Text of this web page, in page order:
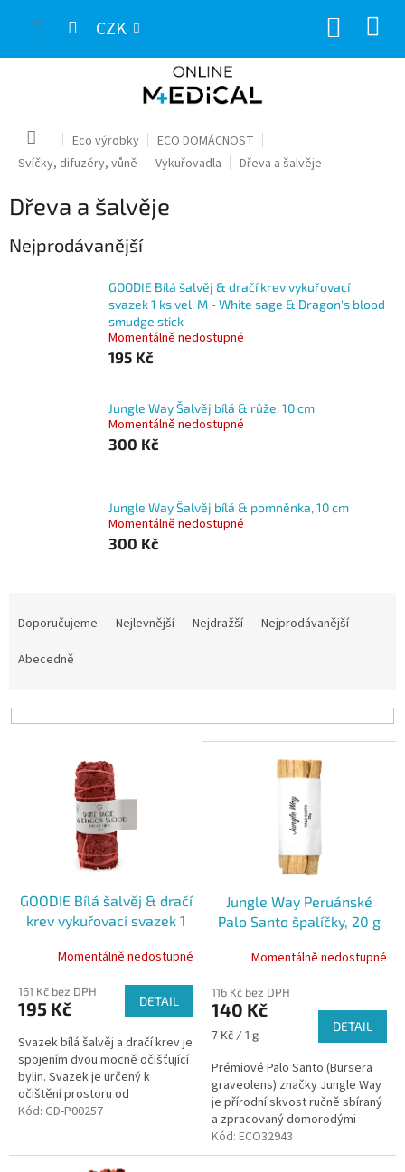
CZK
Domů Eco výrobky
ECO DOMÁCNOST
Svíčky, difuzéry, vůně
Vykuřovadla Dřeva a šalvěje
Dřeva a šalvěje
Nejprodávanější
GOODIE Bílá šalvěj & dračí krev vykuřovací
svazek 1 ks vel. M - White sage & Dragon's blood
smudge stick
Momentálně nedostupné
195 Kč
Jungle Way Šalvěj bílá & růže, 10 cm
Momentálně nedostupné
300 Kč
Jungle Way Šalvěj bílá & pomněnka, 10 cm
Momentálně nedostupné
300 Kč
p
Doporučujeme Nejlevnější Nejdražší
Nejprodávanější
Abecedně
GOODIE Bílá šalvěj & dračí
krev vykuřovací svazek 1
Dragon's blood smudge
Momentálně nedostupné
161 Kč bez DPH
195 Kč DETAIL
Svazek bílá šalvěj a dračí krev je
spojením dvou mocně očišťující
bylin. Svazek je určený k
očištění prostoru od
emocionálních a dalších
Kód: GD-P00257
Jungle Way Peruánské
Palo Santo špalíčky, 20 g
Momentálně nedostupné
116 Kč bez DPH
140 Kč
Měrná
7 Kč / 1 g
DETAIL
Prémiové Palo Santo (Bursera
graveolens) značky Jungle Way
je přírodní skvost ručně sbíraný
a zpracovaný domorodými
kmeny v Amazonii.
Kód: ECO32943